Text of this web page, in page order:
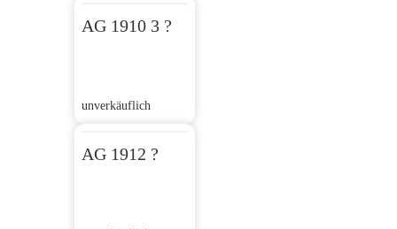
AG 1910 3 ?
unverkäuflich
AG 1912 ?